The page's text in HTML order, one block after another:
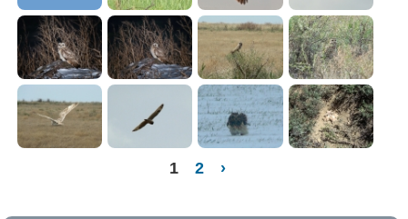
1 2 ›